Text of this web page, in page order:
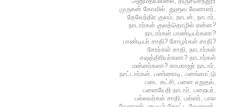
முருகன் கோவில், துளுவ வேளாளர்,
தேவேந்திர குலம், நாடன், நாடார்,
நாடார்கள் குலத்தொழில் என்ன?
நாடார்கள் பாண்டியர்களா?
பாண்டியர் சாதி? சோழர்கள் சாதி?
சேரர்கள் சாதி, நாடார்கள்
சஷத்திரியர்களா? நாடார்கள்
மன்னர்களா? காமராஜர் நாடார்,
நாட்டார்கள், பண்ணாடி, பனங்காட்டு
படை கட்சி, பனை ஏறுதல்,
பனையேறி நாடார், பறையர்,
பல்லவர்கள் சாதி, பள்ளர், பால